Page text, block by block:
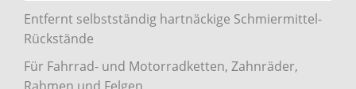
Entfernt selbstständig hartnäckige Schmiermittel-
Rückstände
Für Fahrrad- und Motorradketten, Zahnräder,